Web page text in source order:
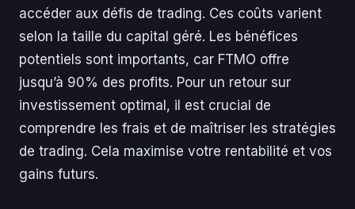
accéder aux défis de trading. Ces coûts varient
selon la taille du capital géré. Les bénéfices
potentiels sont importants, car FTMO offre
jusqu’à 90% des profits. Pour un retour sur
investissement optimal, il est crucial de
comprendre les frais et de maîtriser les stratégies
de trading. Cela maximise votre rentabilité et vos
gains futurs.